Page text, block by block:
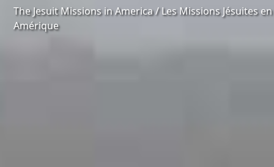
The Jesuit Missions in America / Les Missions Jésuites en
Amérique